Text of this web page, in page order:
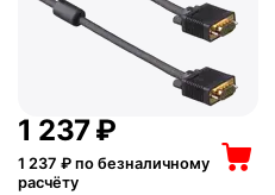
1 237₽
1 237 ₽ по безналичному
расчёту